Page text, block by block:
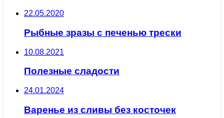
22.05.2020
Рыбные зразы с печенью трески
10.08.2021
Полезные сладости
24.01.2024
Варенье из сливы без косточек